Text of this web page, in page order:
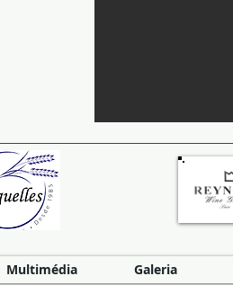
Multimédia Galeria